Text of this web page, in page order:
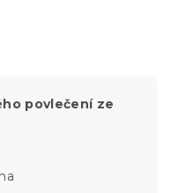
povlečení ze